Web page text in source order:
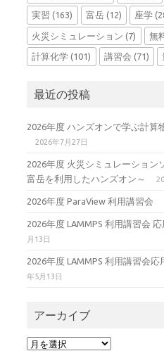
実習 (163) 富岳(12) 座学
火災シミュレーション (7) 無
計算化学 (101) 講習会 (71)
最近の投稿
2026年度 ハンズオンで学ぶ計算
2026年7月27日
2026年度 火災シミュレーション
富岳を利用したハンズオン～
2026年度 ParaView 利用講習会
2026年度 LAMMPS 利用講習会
月13日
2026年度 LAMMPS 利用講習会応
年5月13日
アーカイブ
ア